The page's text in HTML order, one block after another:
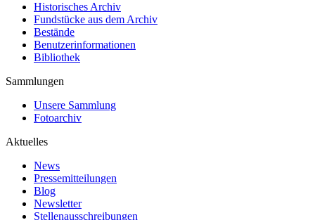
Historisches Archiv
Fundstücke aus dem Archiv
Bestände
Benutzerinformationen
Bibliothek
Sammlungen
Unsere Sammlung
Fotoarchiv
Aktuelles
News
Pressemitteilungen
Blog
Newsletter
Stellenausschreibungen